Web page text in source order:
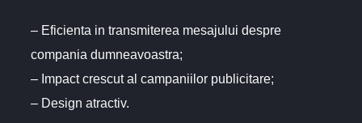
– Eficienta in transmiterea mesajului despre
compania dumneavoastra;
– Impact crescut al campaniilor publicitare;
– Design atractiv.